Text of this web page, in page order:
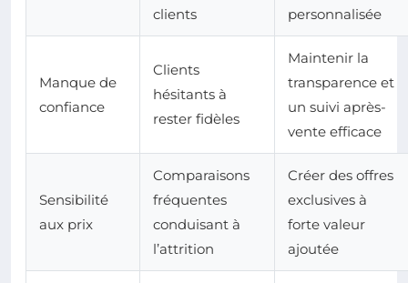
clients
personnalisée
Manque de
confiance
Clients
hésitants à
rester fidèles
Maintenir la
transparence et
un suivi après-
vente efficace
Sensibilité
aux prix
Comparaisons
fréquentes
conduisant à
l’attrition
Créer des offres
exclusives à
forte valeur
ajoutée